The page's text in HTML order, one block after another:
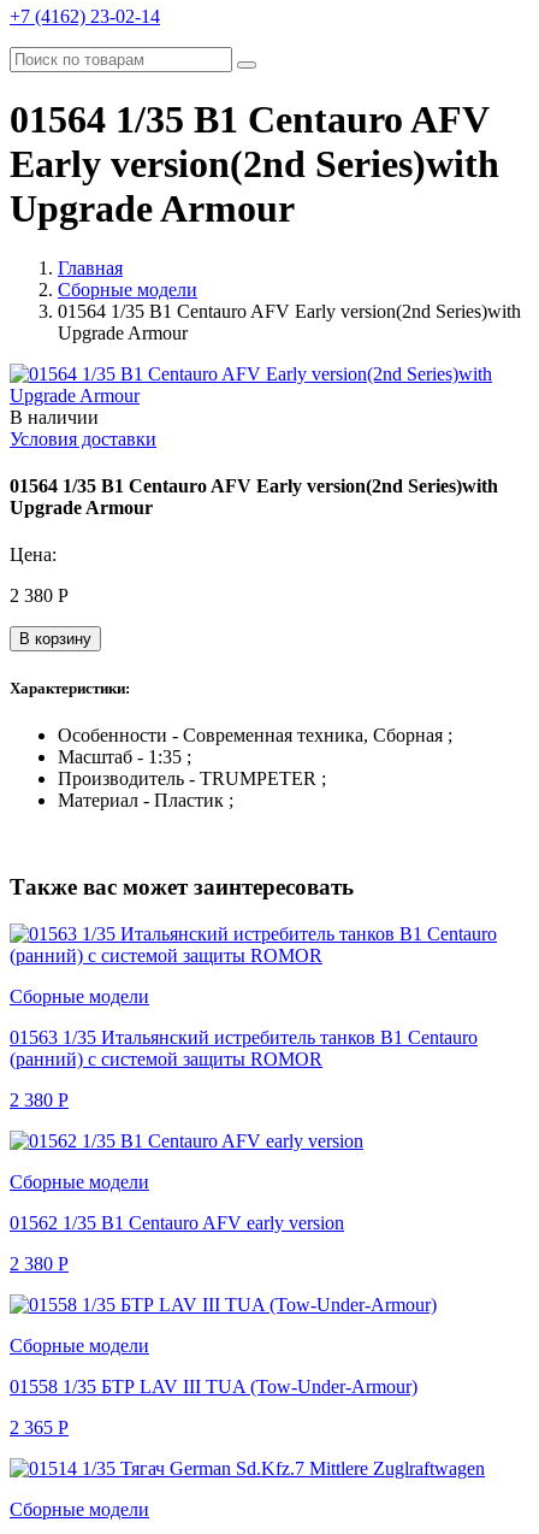
+7 (4162) 23-02-14
01564 1/35 B1 Centauro AFV
Early version(2nd Series)with
Upgrade Armour
Главная
Сборные модели
01564 1/35 B1 Centauro AFV Early version(2nd Series)with
Upgrade Armour
В наличии
Условия доставки
01564 1/35 B1 Centauro AFV Early version(2nd Series)with
Upgrade Armour
Цена:
2 380 Р
В корзину
Характеристики:
Особенности - Современная техника, Сборная ;
Масштаб - 1:35 ;
Производитель - TRUMPETER ;
Материал - Пластик ;
Также вас может заинтересовать
Сборные модели
01563 1/35 Итальянский истребитель танков B1 Centauro
(ранний) с системой защиты ROMOR
2 380 Р
Сборные модели
01562 1/35 B1 Centauro AFV early version
2 380 Р
Сборные модели
01558 1/35 БТР LAV III TUA (Tow-Under-Armour)
2 365 Р
Сборные модели